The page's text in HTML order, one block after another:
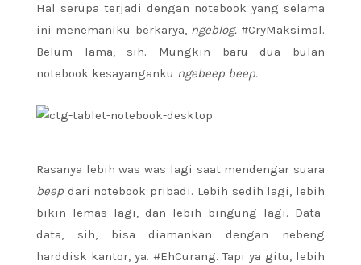
Hal serupa terjadi dengan notebook yang selama
ini menemaniku berkarya, ngeblog. #CryMaksimal.
Belum lama, sih. Mungkin baru dua bulan
notebook kesayanganku ngebeep beep.
Rasanya lebih was was lagi saat mendengar suara
beep dari notebook pribadi. Lebih sedih lagi, lebih
bikin lemas lagi, dan lebih bingung lagi. Data-
data, sih, bisa diamankan dengan nebeng
harddisk kantor, ya. #EhCurang. Tapi ya gitu, lebih